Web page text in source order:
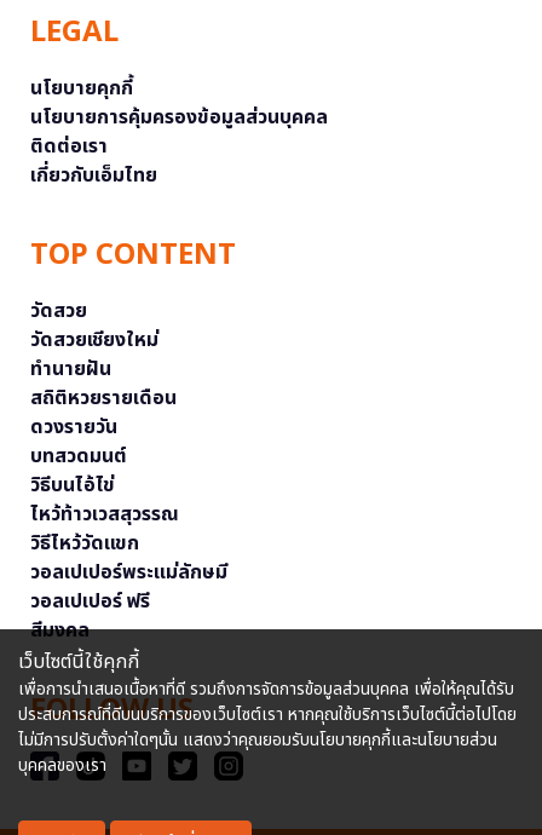
LEGAL
นโยบายคุกกี้
นโยบายการคุ้มครองข้อมูลส่วนบุคคล
ติดต่อเรา
เกี่ยวกับเอ็มไทย
TOP CONTENT
วัดสวย
วัดสวยเชียงใหม่
ทำนายฝัน
สถิติหวยรายเดือน
ดวงรายวัน
บทสวดมนต์
วิธีบนไอ้ไข่
ไหว้ท้าวเวสสุวรรณ
วิธีไหว้วัดแขก
วอลเปเปอร์พระแม่ลักษมี
วอลเปเปอร์ ฟรี
สีมงคล
FOLLOW US
เว็บไซต์นี้ใช้คุกกี้
เพื่อการนำเสนอเนื้อหาที่ดี รวมถึงการจัดการข้อมูลส่วนบุคคล เพื่อให้คุณได้รับ
ประสบการณ์ที่ดีบนบริการของเว็บไซต์เรา หากคุณใช้บริการเว็บไซต์นี้ต่อไปโดย
ไม่มีการปรับตั้งค่าใดๆนั้น แสดงว่าคุณยอมรับนโยบายคุกกี้และนโยบายส่วน
บุคคลของเรา